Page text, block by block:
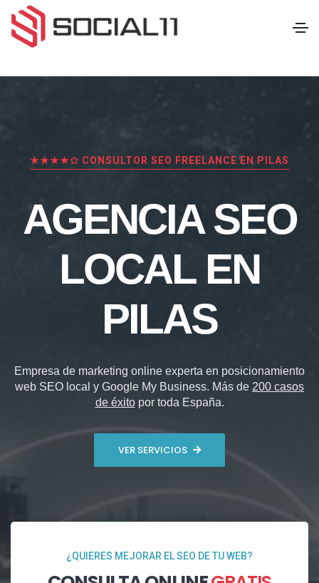
★★★★✩ CONSULTOR SEO FREELANCE EN PILAS
AGENCIA SEO
LOCAL EN
PILAS
Empresa de marketing online experta en posicionamiento
web SEO local y Google My Business. Más de 200 casos
de éxitopor toda España.
VER SERVICIOS
¿QUIERES MEJORAR EL SEO DE TU WEB?